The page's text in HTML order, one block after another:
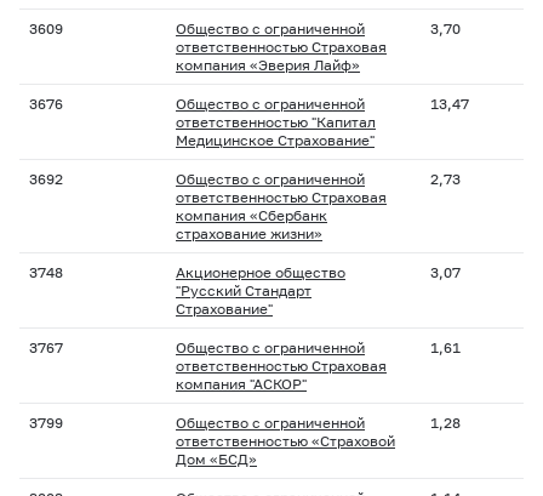
3609
Общество с ограниченной
ответственностью Страховая
компания «Эверия Лайф»
3,70
3676
Общество с ограниченной
ответственностью "Капитал
Медицинское Страхование"
13,47
3692
Общество с ограниченной
ответственностью Страховая
компания «Сбербанк
страхование жизни»
2,73
3748
Акционерное общество
"Русский Стандарт
Страхование"
3,07
3767
Общество с ограниченной
ответственностью Страховая
компания "АСКОР"
1,61
3799
Общество с ограниченной
ответственностью «Страховой
Дом «БСД»
1,28